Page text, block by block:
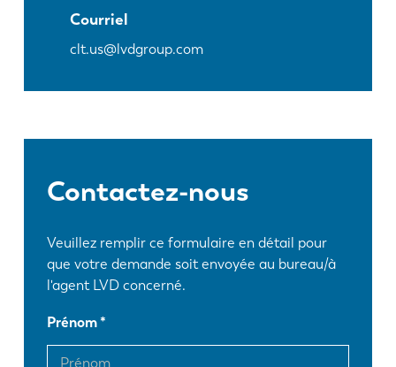
Courriel
clt.us@lvdgroup.com
Contactez-nous
Veuillez remplir ce formulaire en détail pour
que votre demande soit envoyée au bureau/à
l'agent LVD concerné.
Prénom